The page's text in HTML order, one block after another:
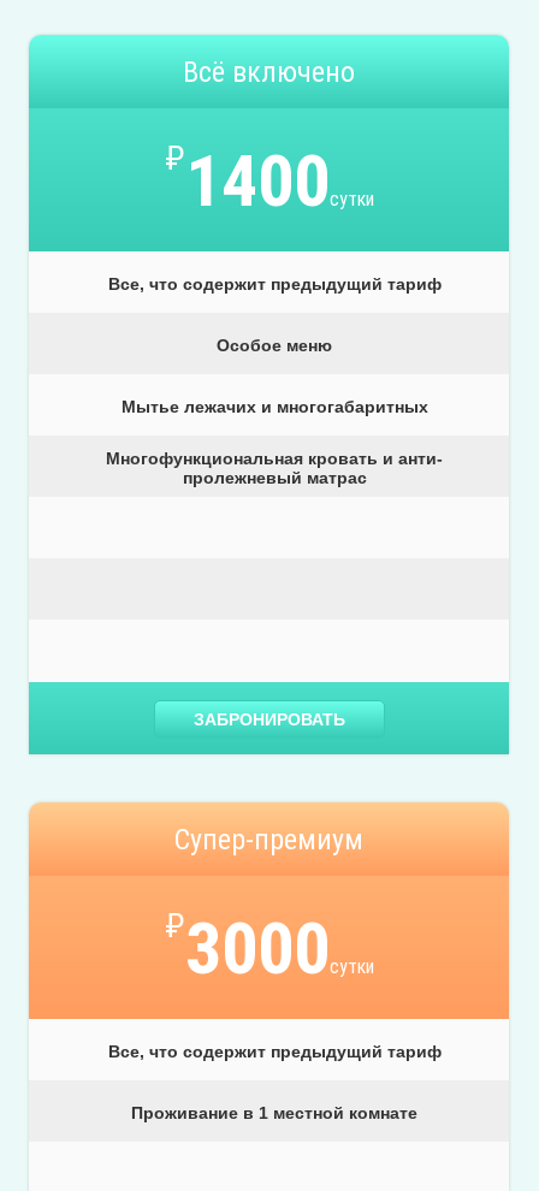
Всё включено
₽1400сутки
Все, что содержит предыдущий тариф
Особое меню
Мытье лежачих и многогабаритных
Многофункциональная кровать и анти-
пролежневый матрас
ЗАБРОНИРОВАТЬ
Супер-премиум
₽3000сутки
Все, что содержит предыдущий тариф
Проживание в 1 местной комнате